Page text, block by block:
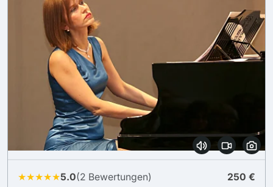
★★★★★5.0(2 Bewertungen) 250 €